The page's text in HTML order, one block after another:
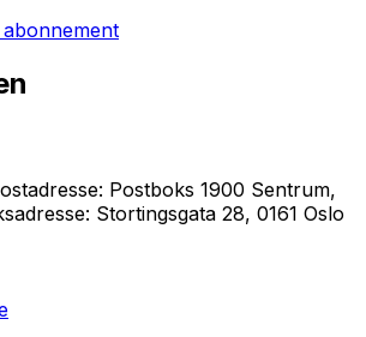
Postboks 1900 Sentrum,
Stortingsgata 28, 0161 Oslo